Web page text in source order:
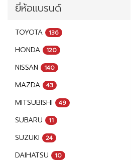
ยี่ห้อแบรนด์
TOYOTA 136
HONDA 120
NISSAN 140
MAZDA 43
MITSUBISHI 49
SUBARU 11
SUZUKI 24
DAIHATSU 10